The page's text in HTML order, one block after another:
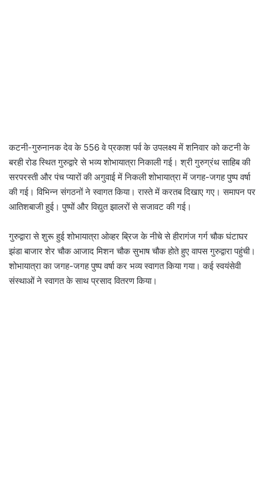
कटनी-गुरुनानक देव के 556 वे प्रकाश पर्व के उपलक्ष्य में शनिवार को कटनी के
बरही रोड स्थित गुरुद्वारे से भव्य शोभायात्रा निकाली गई। श्री गुरुग्रंथ साहिब की
सरपरस्ती और पंच प्यारों की अगुवाई में निकली शोभायात्रा में जगह-जगह पुष्प वर्षा
की गई। विभिन्न संगठनों ने स्वागत किया। रास्ते में करतब दिखाए गए। समापन पर
आतिशबाजी हुई। पुष्पों और विद्युत झालरों से सजावट की गई।
गुरुद्वारा से शुरू हुई शोभायात्रा ओव्हर ब्रिज के नीचे से हीरागंज गर्ग चौक घंटाघर
झंडा बाजार शेर चौक आजाद मिशन चौक सुभाष चौक होते हुए वापस गुरुद्वारा पहुंची।
शोभायात्रा का जगह-जगह पुष्प वर्षा कर भव्य स्वागत किया गया। कई स्वयंसेवी
संस्थाओं ने स्वागत के साथ प्रसाद वितरण किया।